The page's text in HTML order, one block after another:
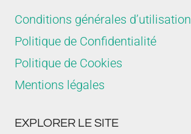
Conditions générales d’utilisation
Politique de Confidentialité
Politique de Cookies
Mentions légales
EXPLORER LE SITE